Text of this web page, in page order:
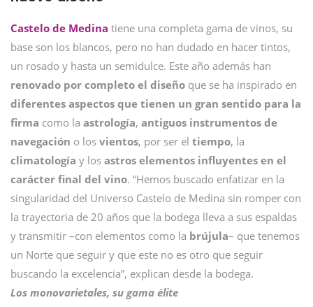
Castelo de Medina tiene una completa gama de vinos, su
base son los blancos, pero no han dudado en hacer tintos,
un rosado y hasta un semidulce. Este año además han
renovado por completo el diseño que se ha inspirado en
diferentes aspectos que tienen un gran sentido para la
firma como la astrología, antiguos instrumentos de
navegación o los vientos, por ser el tiempo, la
climatología y los astros elementos influyentes en el
carácter final del vino. “Hemos buscado enfatizar en la
singularidad del Universo Castelo de Medina sin romper con
la trayectoria de 20 años que la bodega lleva a sus espaldas
y transmitir –con elementos como la brújula– que tenemos
un Norte que seguir y que este no es otro que seguir
buscando la excelencia”, explican desde la bodega.
Los monovarietales, su gama élite